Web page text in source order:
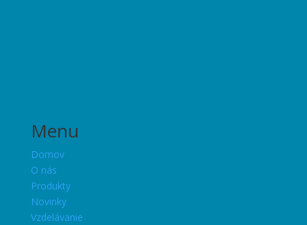
Menu
Domov
O nás
Produkty
Novinky
Vzdelávanie